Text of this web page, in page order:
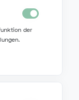
der